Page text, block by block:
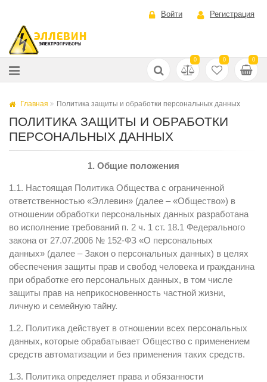
Войти Регистрация
0 0 0
Главная Политика защиты и обработки персональных данных
ПОЛИТИКА ЗАЩИТЫ И ОБРАБОТКИ
ПЕРСОНАЛЬНЫХ ДАННЫХ
1. Общие положения
1.1. Настоящая Политика Общества с ограниченной
ответственностью «Эллевин» (далее – «Общество») в
отношении обработки персональных данных разработана
во исполнение требований п. 2 ч. 1 ст. 18.1 Федерального
закона от 27.07.2006 № 152-ФЗ «О персональных
данных» (далее – Закон о персональных данных) в целях
обеспечения защиты прав и свобод человека и гражданина
при обработке его персональных данных, в том числе
защиты прав на неприкосновенность частной жизни,
личную и семейную тайну.
1.2. Политика действует в отношении всех персональных
данных, которые обрабатывает Общество с применением
средств автоматизации и без применения таких средств.
1.3. Политика определяет права и обязанности